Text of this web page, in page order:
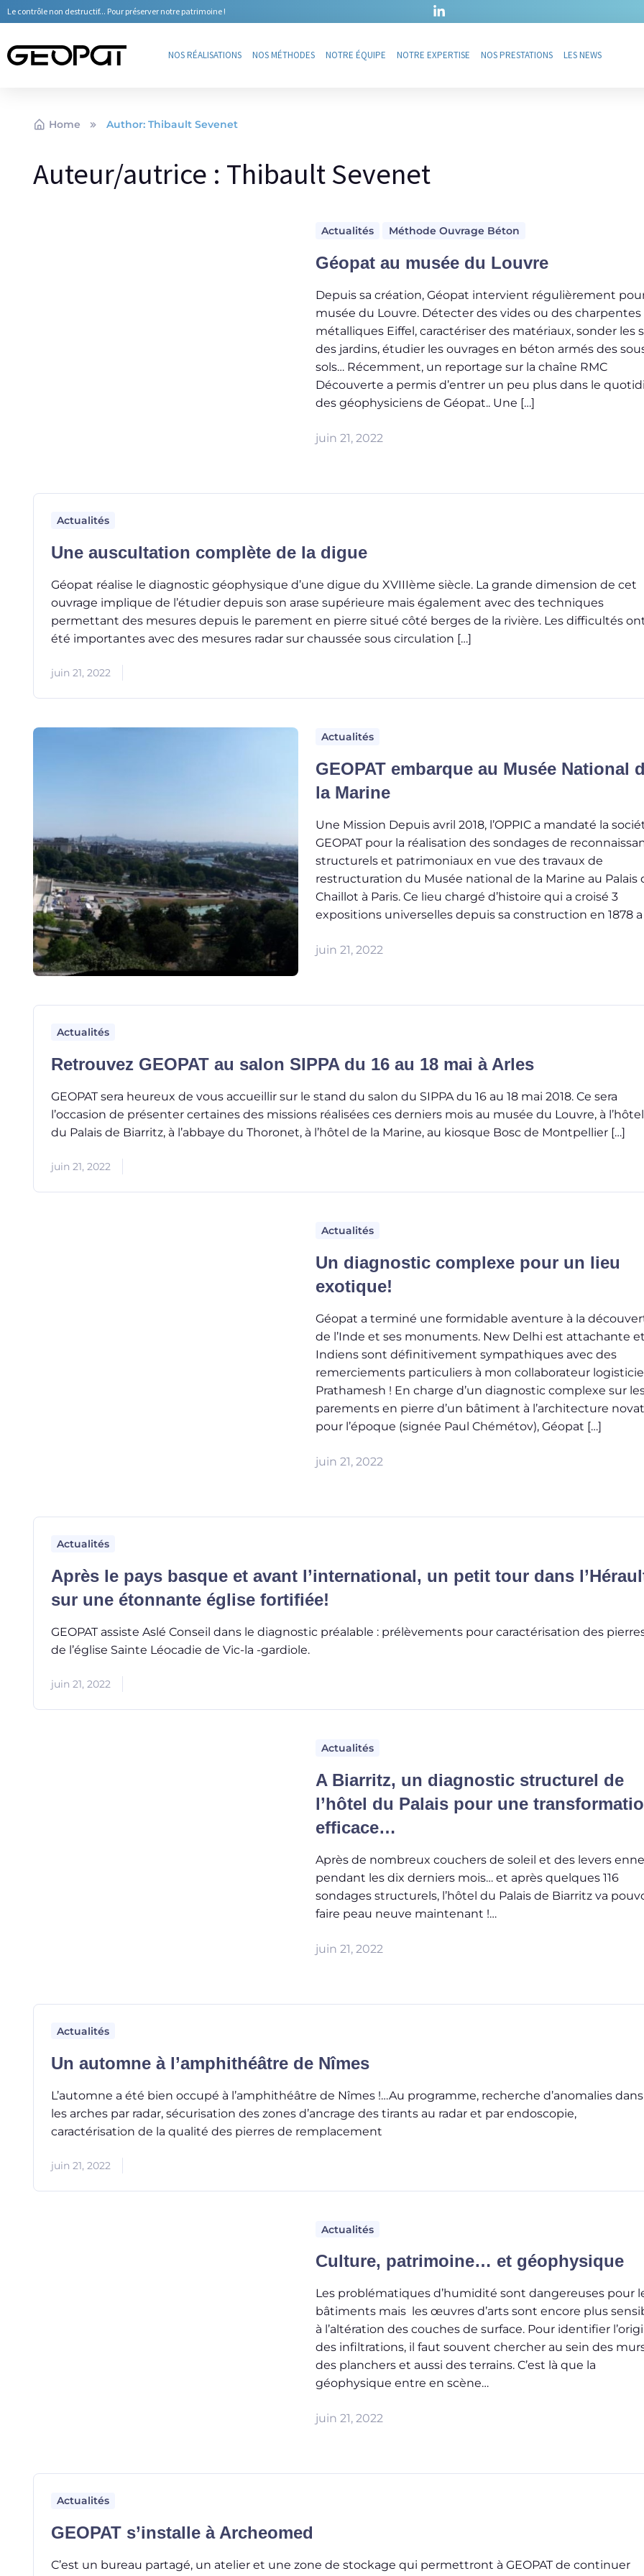
Le contrôle non destructif... Pour préserver notre patrimoine !
NOS RÉALISATIONS NOS MÉTHODES NOTRE ÉQUIPE NOTRE EXPERTISE NOS PRESTATIONS LES NEWS
Home Author: Thibault Sevenet
Auteur/autrice : Thibault Sevenet
Actualités Méthode Ouvrage Béton
Géopat au musée du Louvre
Depuis sa création, Géopat intervient régulièrement
musée du Louvre. Détecter des vides ou des charpentes
métalliques Eiffel, caractériser des matériaux, sonder les
des jardins, étudier les ouvrages en béton armés des
sols… Récemment, un reportage sur la chaîne RMC
Découverte a permis d’entrer un peu plus dans le
des géophysiciens de Géopat.. Une […]
juin 21, 2022
Actualités
Une auscultation complète de la digue
Géopat réalise le diagnostic géophysique d’une digue du XVIIIème siècle. La grande dimension de cet
ouvrage implique de l’étudier depuis son arase supérieure mais également avec des techniques
permettant des mesures depuis le parement en pierre situé côté berges de la rivière. Les difficultés
été importantes avec des mesures radar sur chaussée sous circulation […]
juin 21, 2022
Actualités
GEOPAT embarque au Musée National
la Marine
Une Mission Depuis avril 2018, l’OPPIC a mandaté la
GEOPAT pour la réalisation des sondages de
structurels et patrimoniaux en vue des travaux de
restructuration du Musée national de la Marine au Palais
Chaillot à Paris. Ce lieu chargé d’histoire qui a croisé 3
expositions universelles depuis sa construction en 1878 a
juin 21, 2022
Actualités
Retrouvez GEOPAT au salon SIPPA du 16 au 18 mai à Arles
GEOPAT sera heureux de vous accueillir sur le stand du salon du SIPPA du 16 au 18 mai 2018. Ce sera
l’occasion de présenter certaines des missions réalisées ces derniers mois au musée du Louvre, à l’hôtel
du Palais de Biarritz, à l’abbaye du Thoronet, à l’hôtel de la Marine, au kiosque Bosc de Montpellier […]
juin 21, 2022
Actualités
Un diagnostic complexe pour un lieu
exotique!
Géopat a terminé une formidable aventure à la
de l’Inde et ses monuments. New Delhi est attachante
Indiens sont définitivement sympathiques avec des
remerciements particuliers à mon collaborateur
Prathamesh ! En charge d’un diagnostic complexe sur
parements en pierre d’un bâtiment à l’architecture
pour l’époque (signée Paul Chémétov), Géopat […]
juin 21, 2022
Actualités
Après le pays basque et avant l’international, un petit tour dans
sur une étonnante église fortifiée!
GEOPAT assiste Aslé Conseil dans le diagnostic préalable : prélèvements pour caractérisation des
de l’église Sainte Léocadie de Vic-la -gardiole.
juin 21, 2022
Actualités
A Biarritz, un diagnostic structurel de
l’hôtel du Palais pour une
efficace…
Après de nombreux couchers de soleil et des levers
pendant les dix derniers mois… et après quelques 116
sondages structurels, l’hôtel du Palais de Biarritz va
faire peau neuve maintenant !…
juin 21, 2022
Actualités
Un automne à l’amphithéâtre de Nîmes
L’automne a été bien occupé à l’amphithéâtre de Nîmes !…Au programme, recherche d’anomalies dans
les arches par radar, sécurisation des zones d’ancrage des tirants au radar et par endoscopie,
caractérisation de la qualité des pierres de remplacement
juin 21, 2022
Actualités
Culture, patrimoine… et géophysique
Les problématiques d’humidité sont dangereuses pour
bâtiments mais les œuvres d’arts sont encore plus
à l’altération des couches de surface. Pour identifier
des infiltrations, il faut souvent chercher au sein des
des planchers et aussi des terrains. C’est là que la
géophysique entre en scène…
juin 21, 2022
Actualités
GEOPAT s’installe à Archeomed
C’est un bureau partagé, un atelier et une zone de stockage qui permettront à GEOPAT de continuer